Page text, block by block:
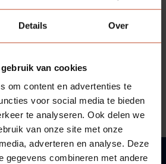
Details Over
van cookies
om content en advertenties te
voor social media te bieden
te analyseren. Ook delen we
van onze site met onze
adverteren en analyse. Deze
gegevens combineren met andere
het testrapport te zien. Indien
enkeldeurs matrix hier